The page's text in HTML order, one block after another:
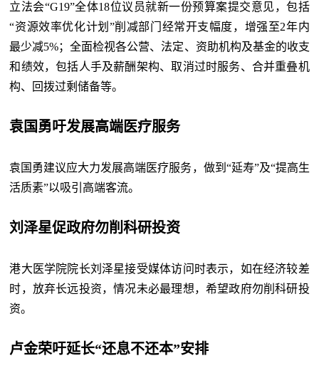
立法会“G19”全体18位议员就新一份预算案提交意见，包括
“资源效率优化计划”削减部门经常开支幅度，增强至2年内
最少减5%；全面检视各公营、法定、资助机构及基金的收支
和绩效，包括人手及薪酬架构、取消过时服务、合并重叠机
构、回拨过剩储备等。
袁国勇吁发展高端医疗服务
袁国勇建议应大力发展高端医疗服务，做到“延寿”及“提高生
活质素”以吸引高端客流。
刘泽星促政府勿削科研投资
港大医学院院长刘泽星接受媒体访问时表示，如在经济较差
时，放弃长远投资，情况未必最理想，希望政府勿削科研投
资。
卢金荣吁延长“还息不还本”安排